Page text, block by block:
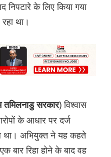
निपटारे के लिए किया गया
था।
तमिलनाडु सरकार) विश्वास
के आधार पर दर्ज
था। अभियुक्त ने यह कहते
बार रिहा होने के बाद वह